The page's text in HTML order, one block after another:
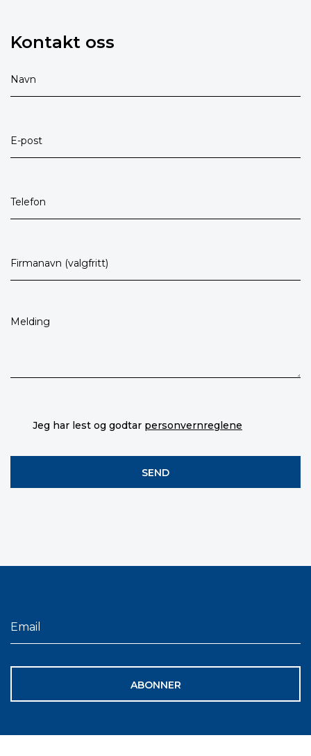
Kontakt oss
Jeg har lest og godtar personvernreglene
ABONNER